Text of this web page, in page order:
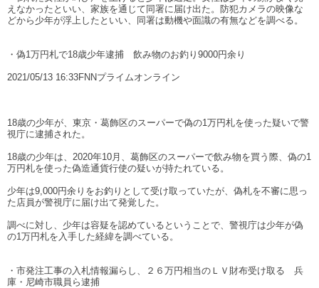
えなかったといい、家族を通じて同署に届け出た。防犯カメラの映像な
どから少年が浮上したといい、同署は動機や面識の有無などを調べる。
・偽1万円札で18歳少年逮捕 飲み物のお釣り9000円余り
2021/05/13 16:33FNNプライムオンライン
18歳の少年が、東京・葛飾区のスーパーで偽の1万円札を使った疑いで警
視庁に逮捕された。
18歳の少年は、2020年10月、葛飾区のスーパーで飲み物を買う際、偽の1
万円札を使った偽造通貨行使の疑いが持たれている。
少年は9,000円余りをお釣りとして受け取っていたが、偽札を不審に思っ
た店員が警視庁に届け出て発覚した。
調べに対し、少年は容疑を認めているということで、警視庁は少年が偽
の1万円札を入手した経緯を調べている。
・市発注工事の入札情報漏らし、２６万円相当のＬＶ財布受け取る 兵
庫・尼崎市職員ら逮捕